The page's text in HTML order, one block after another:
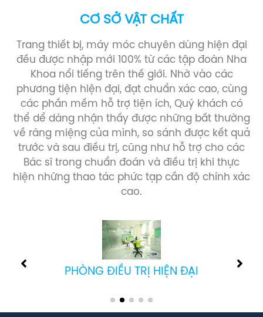
CƠ SỞ VẬT CHẤT
đều được nhập mới 100% từ các tập đoàn Nha
Khoa nổi tiếng trên thế giới. Nhờ vào các
phương tiện hiện đại, đạt chuẩn xác cao, cùng
các phần mềm hỗ trợ tiện ích, Quý khách có
thể dể dàng nhận thấy được những bất thường
về răng miệng của mình, so sánh được kết quả
trước và sau điều trị, cũng như hỗ trợ cho các
Bác sĩ trong chuẩn đoán và điều trị khi thực
hiện những thao tác phức tạp cần độ chính xác
cao.
PHÒNG CẤY GHÉP IMPLANT